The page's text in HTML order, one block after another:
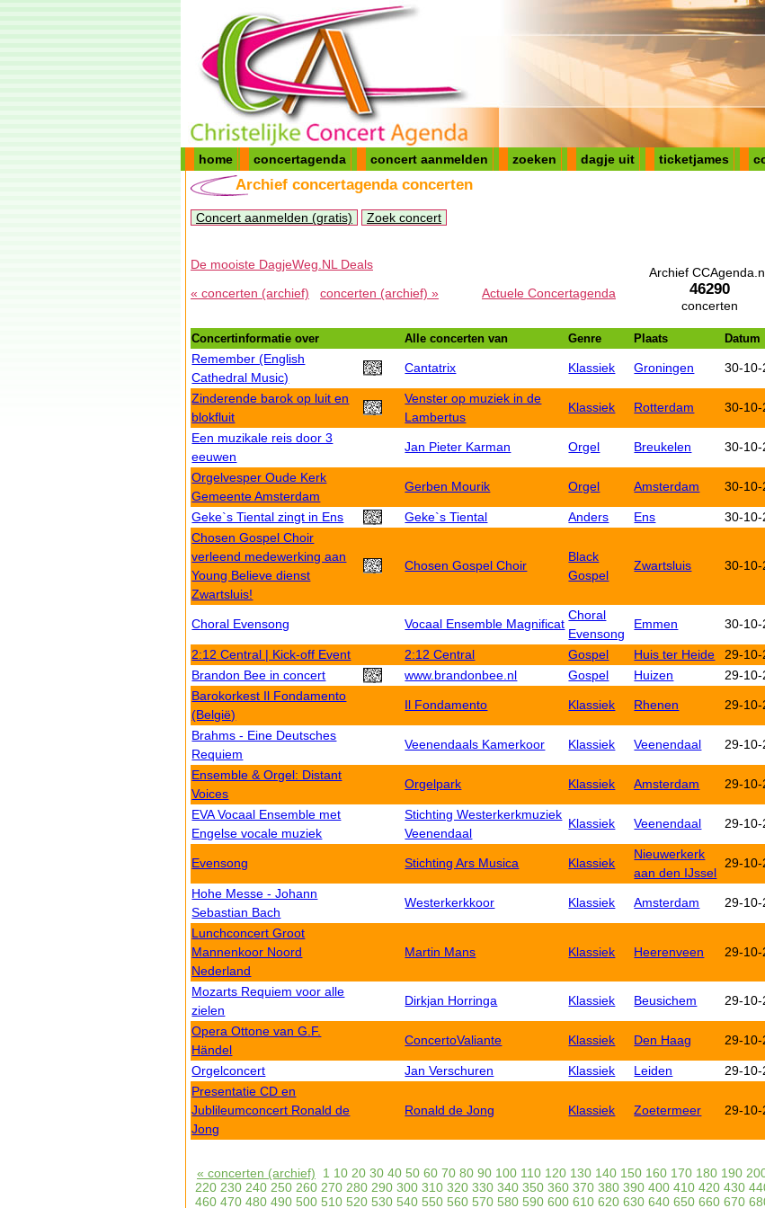
home concertagenda concert aanmelden zoeken dagje uit ticketjames
Archief concertagenda concerten
Concert aanmelden (gratis) Zoek concert
Archief
46290
concerten
De mooiste DagjeWeg.NL Deals
« concerten (archief)
concerten (archief) » Actuele Concertagenda
Concertinformatie over Alle concerten van Genre Plaats Datum
Remember (English
Cathedral Music)
Cantatrix Klassiek Groningen 30-
Zinderende barok op luit en
blokfluit
Venster op muziek in de
Lambertus
Klassiek Rotterdam 30-
Een muzikale reis door 3
eeuwen
Jan Pieter Karman Orgel Breukelen 30-
Orgelvesper Oude Kerk
Gemeente Amsterdam
Gerben Mourik Orgel Amsterdam 30-
Geke`s Tiental zingt in Ens Geke`s Tiental Anders Ens
30-
Chosen Gospel Choir
verleend medewerking aan
Young Believe dienst
Zwartsluis!
Chosen Gospel Choir
Black
Gospel
Zwartsluis 30-
Choral Evensong Vocaal Ensemble Magnificat
Choral
Evensong
Emmen 30-
2:12 Central | Kick-off Event 2:12 Central Gospel Huis ter Heide
29-
Brandon Bee in concert
www.brandonbee.nl Gospel Huizen
29-
Barokorkest Il Fondamento
(België)
Il Fondamento Klassiek Rhenen 29-
Brahms - Eine Deutsches
Requiem
Veenendaals Kamerkoor Klassiek Veenendaal 29-
Ensemble & Orgel: Distant
Voices
Orgelpark Klassiek Amsterdam 29-
EVA Vocaal Ensemble met
Engelse vocale muziek
Stichting Westerkerkmuziek
Veenendaal
Klassiek Veenendaal 29-
Evensong Stichting Ars Musica Klassiek
Nieuwerkerk
aan den IJssel
29-
Hohe Messe - Johann
Sebastian Bach
Westerkerkkoor Klassiek Amsterdam 29-
Lunchconcert Groot
Mannenkoor Noord
Nederland
Martin Mans Klassiek Heerenveen 29-
Mozarts Requiem voor alle
zielen
Dirkjan Horringa Klassiek Beusichem 29-
Opera Ottone van G.F.
Händel
ConcertoValiante Klassiek Den Haag 29-
Orgelconcert Jan Verschuren Klassiek Leiden
29-
Presentatie CD en
Jublileumconcert Ronald de
Jong
Ronald de Jong Klassiek Zoetermeer 29-
« concerten (archief) 1 10 20 30 40 50 60 70 80 90 100 110 120 130 140 150 160 170 180 190
220 230 240 250 260 270 280 290 300 310 320 330 340 350 360 370 380 390 400 410 420 430
460 470 480 490 500 510 520 530 540 550 560 570 580 590 600 610 620 630 640 650 660 670